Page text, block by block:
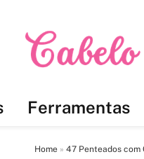
Ferramentas
Home» 47 Penteados com